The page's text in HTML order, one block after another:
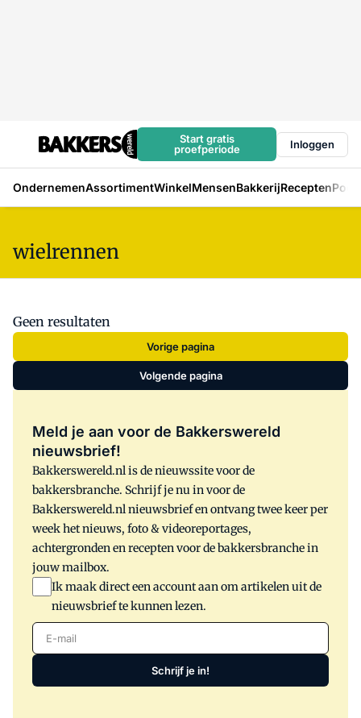
Start gratis
proefperiode
Inloggen
OndernemenAssortimentWinkelMensenBakkerijRecepten
wielrennen
Geen resultaten
Vorige pagina
Volgende pagina
Meld je aan voor de Bakkerswereld
nieuwsbrief!
Bakkerswereld.nl is de nieuwssite voor de
bakkersbranche. Schrijf je nu in voor de
Bakkerswereld.nl nieuwsbrief en ontvang twee keer per
week het nieuws, foto & videoreportages,
achtergronden en recepten voor de bakkersbranche in
jouw mailbox.
Ik maak direct een account aan om artikelen uit de
nieuwsbrief te kunnen lezen.
E-mail
Schrijf je in!